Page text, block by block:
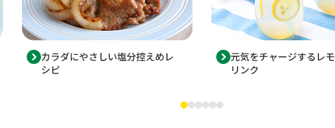
カラダにやさしい塩分控えめレ
シピ
元気をチャージするレ
リンク